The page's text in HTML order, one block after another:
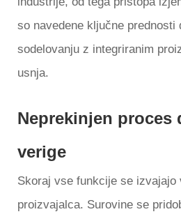
so navedene ključne prednosti
sodelovanju z integriranim
usnja.
Neprekinjen proces
verige
Skoraj vse funkcije se izvajajo
proizvajalca. Surovine se